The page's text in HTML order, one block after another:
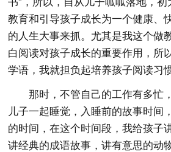
教育和引导孩子成长为一个健康、
的人生大事来抓。尤其是我这个做
白阅读对孩子成长的重要作用，所
学语，我就担负起培养孩子阅读习
那时，不管自己的工作有多忙
儿子一起睡觉，入睡前的故事时间
的时间，在这个时间段，我给孩子
讲经典的成语故事，讲有意思的动